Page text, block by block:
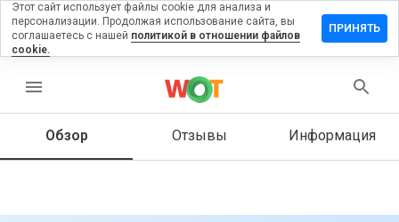
menu
Обзор Отзывы Информация
на
Как бы
этот
Этот сайт использует файлы cookie для анализа и
персонализации. Продолжая использование сайта, вы
соглашаетесь с нашей политикой в отношении файлов
cookie.
ПРИНЯТЬ